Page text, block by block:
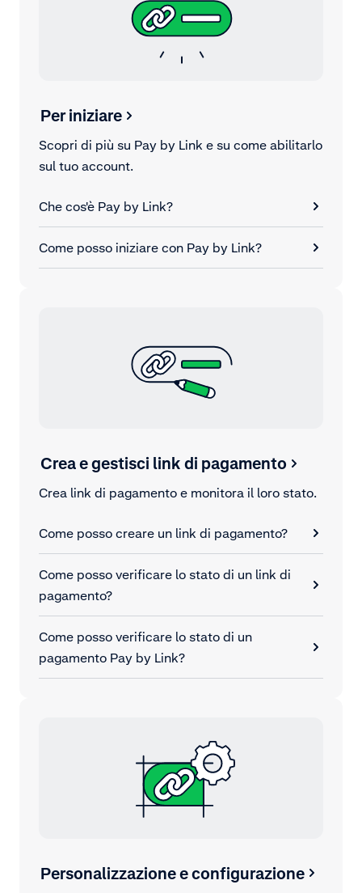
Per iniziare
Scopri di più su Pay by Link e su come abilitarlo
sul tuo account.
Che cos'è Pay by Link?
Come posso iniziare con Pay by Link?
Crea e gestisci link di pagamento
Crea link di pagamento e monitora il loro stato.
Come posso creare un link di pagamento?
Come posso verificare lo stato di un link di
pagamento?
Come posso verificare lo stato di un
pagamento Pay by Link?
Personalizzazione e configurazione